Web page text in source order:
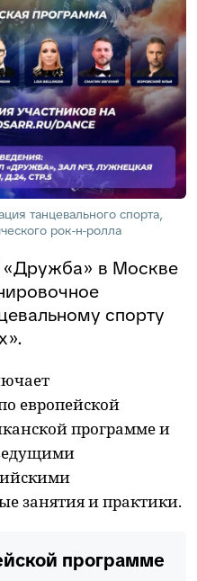
танцевального спорта,
рок-н-ролла
«Дружба» в Москве
спорту
европейской
программе и
занятия и практики.
программе